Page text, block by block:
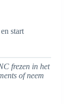
start
frezen in het
of neem